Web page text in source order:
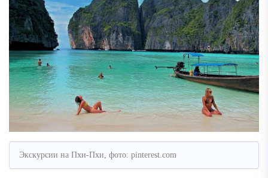
Экскурсии на Пхи-Пхи, фото: pinterest.com